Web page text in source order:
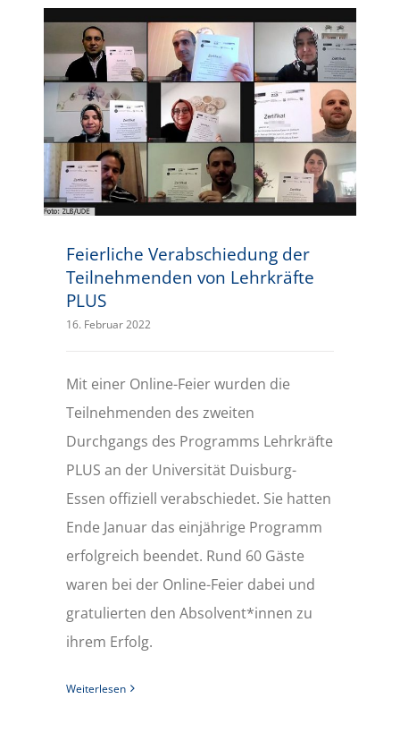
Feierliche Verabschiedung der
Teilnehmenden von Lehrkräfte
PLUS
16. Februar 2022
Mit einer Online-Feier wurden die
Teilnehmenden des zweiten
Durchgangs des Programms Lehrkräfte
PLUS an der Universität Duisburg-
Essen offiziell verabschiedet. Sie hatten
Ende Januar das einjährige Programm
erfolgreich beendet. Rund 60 Gäste
waren bei der Online-Feier dabei und
gratulierten den Absolvent*innen zu
ihrem Erfolg.
Weiterlesen